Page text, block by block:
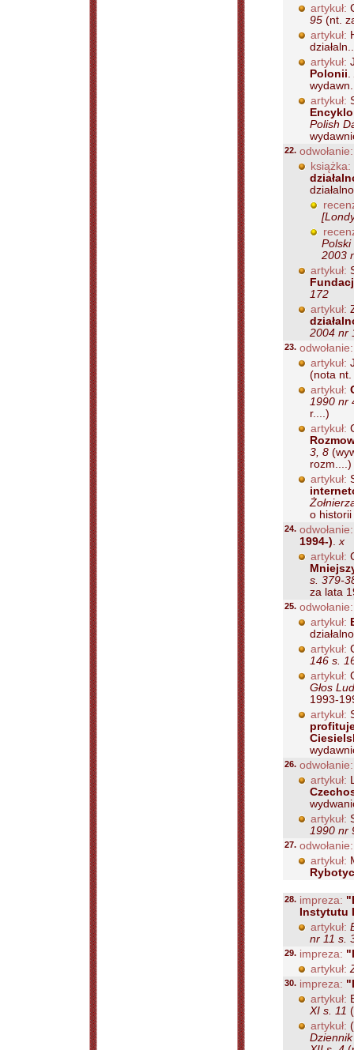
artykuł:
95 (nt.
artykuł:
artykuł:
Polonii.
artykuł:
Polish
22. odwołanie:
książka:
Polski
2003
artykuł:
172
artykuł:
2004 nr
23. odwołanie:
artykuł:
(nota nt.
artykuł:
1990 nr
r....)
artykuł:
3, 8
rozm....)
artykuł:
o
24. odwołanie:
1994-).x
artykuł:
s. 379-
za lata
25. odwołanie:
artykuł:
artykuł:
146 s.
artykuł:
Głos
1993-
artykuł:
26. odwołanie:
artykuł:
artykuł:
1990 nr
27. odwołanie:
artykuł:
28. impreza:
Instytutu
artykuł:
nr 11 s.
29. impreza:
artykuł:
30. impreza:
artykuł:
XI s. 11
artykuł: